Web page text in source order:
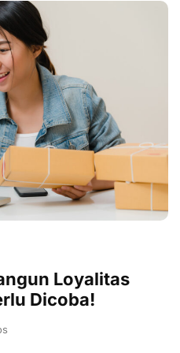
Loyalitas
Dicoba!